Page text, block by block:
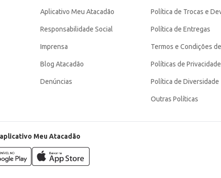
Aplicativo Meu Atacadão
Responsabilidade Social
Imprensa
Blog Atacadão
Denúncias
Política de Trocas e
Política de Entregas
Termos e Condições
Políticas de Privacidade
Política de Diversidade
Outras Políticas
Meu Atacadão